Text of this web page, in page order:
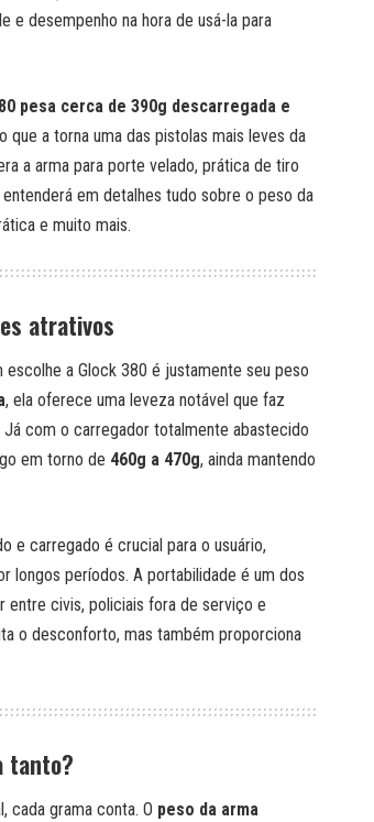
e desempenho na hora de usá-la para
pesa cerca de 390g descarregada e
que a torna uma das pistolas mais leves da
a arma para porte velado, prática de tiro
em detalhes tudo sobre o peso da
e muito mais.
atrativos
a Glock 380 é justamente seu peso
, ela oferece uma leveza notável que faz
com o carregador totalmente abastecido
em torno de 460g a 470g, ainda mantendo
e carregado é crucial para o usuário,
longos períodos. A portabilidade é um dos
entre civis, policiais fora de serviço e
o desconforto, mas também proporciona
tanto?
cada grama conta. O peso da arma